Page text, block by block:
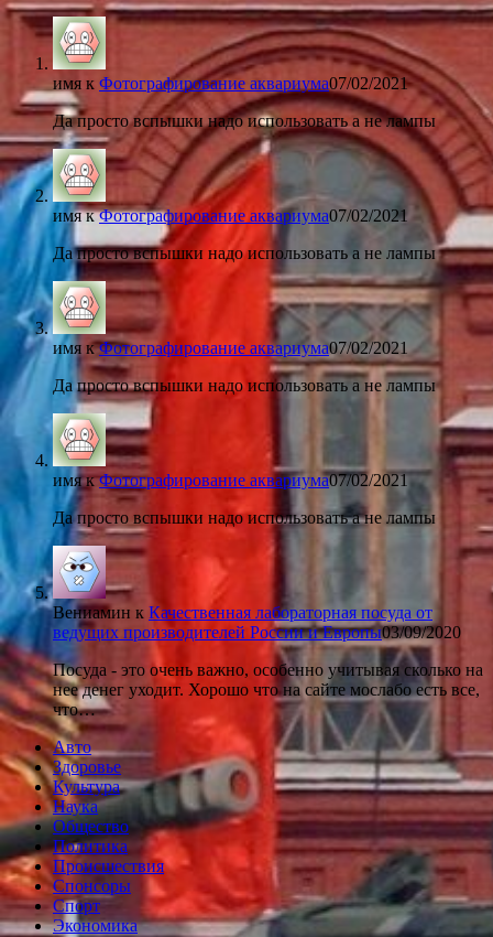
имя к Фотографирование аквариума07/02/2021
Да просто вспышки надо использовать а не лампы
имякФотографирование аквариума07/02/2021
Да просто вспышки надо использовать а не лампы
имя кФотографирование аквариума07/02/2021
Да просто вспышки надо использовать а не лампы
имякФотографирование аквариума07/02/2021
Да просто вспышки надо использовать а не лампы
Вениамин к Качественная лабораторная посуда от
ведущих производителей России и Европы03/09/2020
Посуда - это очень важно, особенно учитывая сколько на
нее денег уходит. Хорошо что на сайте мослабо есть все,
что…
Авто
Здоровье
Культура
Наука
Общество
Политика
Происшествия
Спонсоры
Спорт
Экономика